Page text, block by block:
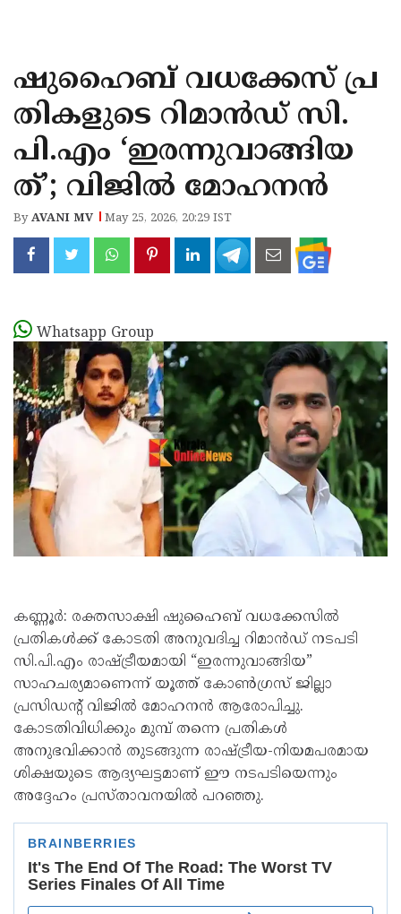
KANNUR
KASARAGOD
ഷുഹൈബ് വധക്കേസ് പ്ര
തികളുടെ റിമാൻഡ് സി.
പി.എം ‘ഇരന്നുവാങ്ങിയ
ത്’; വിജിൽ മോഹനൻ
ByAVANI MV May 25, 2026, 20:29 IST
Whatsapp Group
കണ്ണൂർ: രക്തസാക്ഷി ഷുഹൈബ് വധക്കേസിൽ
പ്രതികൾക്ക് കോടതി അനുവദിച്ച റിമാൻഡ് നടപടി
സി.പി.എം രാഷ്ട്രീയമായി “ഇരന്നുവാങ്ങിയ”
സാഹചര്യമാണെന്ന് യൂത്ത് കോൺഗ്രസ് ജില്ലാ
പ്രസിഡന്റ് വിജിൽ മോഹനൻ ആരോപിച്ചു.
കോടതിവിധിക്കും മുമ്പ് തന്നെ പ്രതികൾ
അനുഭവിക്കാൻ തുടങ്ങുന്ന രാഷ്ട്രീയ-നിയമപരമായ
ശിക്ഷയുടെ ആദ്യഘട്ടമാണ് ഈ നടപടിയെന്നും
അദ്ദേഹം പ്രസ്താവനയിൽ പറഞ്ഞു.